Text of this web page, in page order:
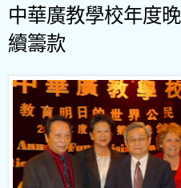
中華廣教學校年度
續籌款